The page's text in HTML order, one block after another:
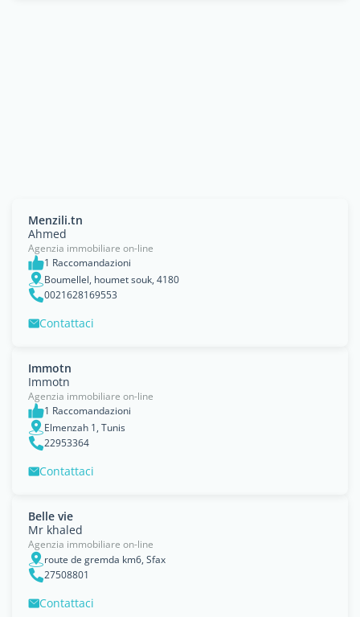
Menzili.tn
Ahmed
Agenzia immobiliare on-line
1 Raccomandazioni
Boumellel, houmet souk, 4180
0021628169553
Contattaci
Immotn
Immotn
Agenzia immobiliare on-line
1 Raccomandazioni
Elmenzah 1, Tunis
22953364
Contattaci
Belle vie
Mr khaled
Agenzia immobiliare on-line
route de gremda km6, Sfax
27508801
Contattaci